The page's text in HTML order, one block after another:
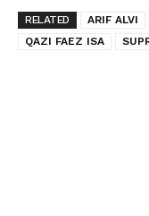
RELATED ARIF ALVI
QAZI FAEZ ISA